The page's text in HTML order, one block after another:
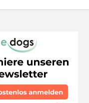
finden würden, bzw.